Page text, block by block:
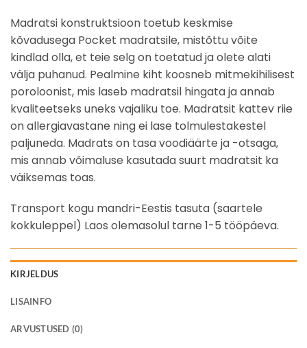
Madratsi konstruktsioon toetub keskmise
kõvadusega Pocket madratsile, mistõttu võite
kindlad olla, et teie selg on toetatud ja olete alati
välja puhanud. Pealmine kiht koosneb mitmekihilisest
poroloonist, mis laseb madratsil hingata ja annab
kvaliteetseks uneks vajaliku toe. Madratsit kattev riie
on allergiavastane ning ei lase tolmulestakestel
paljuneda. Madrats on tasa voodiäärte ja -otsaga,
mis annab võimaluse kasutada suurt madratsit ka
väiksemas toas.
Transport kogu mandri-Eestis tasuta (saartele
kokkuleppel) Laos olemasolul tarne 1-5 tööpäeva.
KIRJELDUS
LISAINFO
ARVUSTUSED (0)